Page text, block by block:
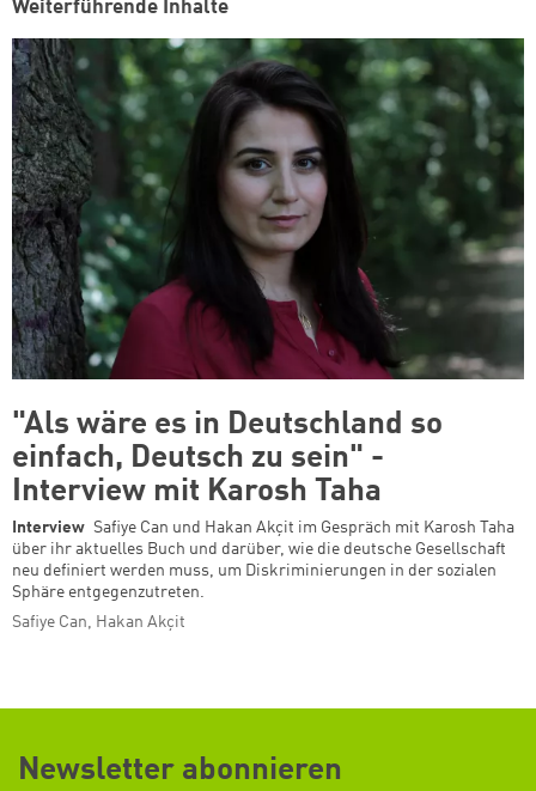
Weiterführende Inhalte
"Als wäre es in Deutschland so
einfach, Deutsch zu sein" -
Interview mit Karosh Taha
Interview Safiye Can und Hakan Akçit im Gespräch mit Karosh Taha
über ihr aktuelles Buch und darüber, wie die deutsche Gesellschaft
neu definiert werden muss, um Diskriminierungen in der sozialen
Sphäre entgegenzutreten.
Safiye Can, Hakan Akçit
Newsletter abonnieren